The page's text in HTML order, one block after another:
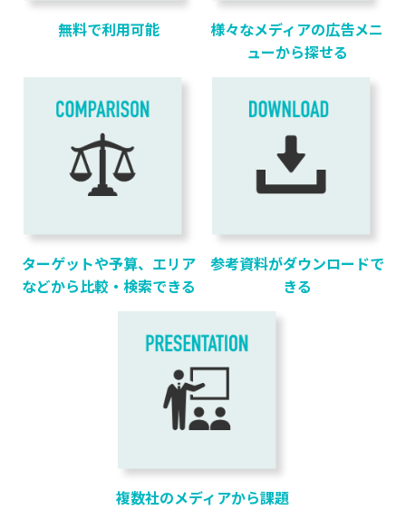
無料で利用可能
様々なメディアの広告メニ
ューから探せる
ターゲットや予算、エリア
などから比較・検索できる
参考資料がダウンロードで
きる
複数社のメディアから課題